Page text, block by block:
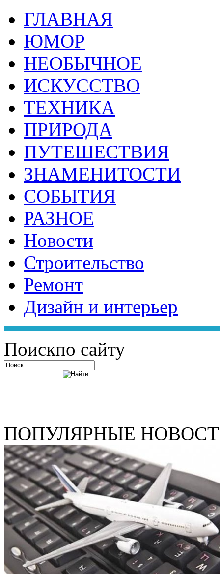
ГЛАВНАЯ
ЮМОР
НЕОБЫЧНОЕ
ИСКУССТВО
ТЕХНИКА
ПРИРОДА
ПУТЕШЕСТВИЯ
ЗНАМЕНИТОСТИ
СОБЫТИЯ
РАЗНОЕ
Новости
Строительство
Ремонт
Дизайн и интерьер
Поискпо сайту
ПОПУЛЯРНЫЕ